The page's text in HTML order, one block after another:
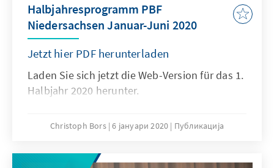
Halbjahresprogramm PBF
Niedersachsen Januar-Juni 2020
Jetzt hier PDF herunterladen
Laden Sie sich jetzt die Web-Version für das 1.
Halbjahr 2020 herunter.
Christoph Bors 6 јануари 2020 Публикација